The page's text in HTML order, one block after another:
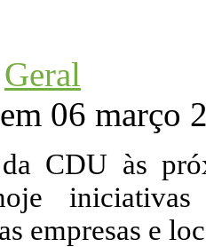
Geral
06 março
CDU às
empresas e